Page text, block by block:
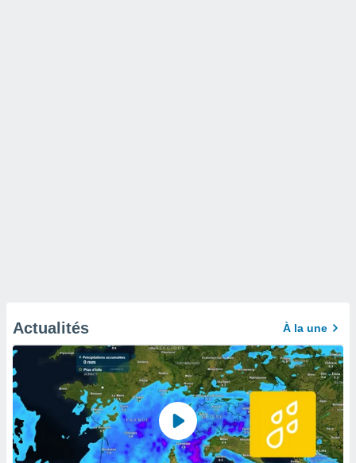
Actualités À la une